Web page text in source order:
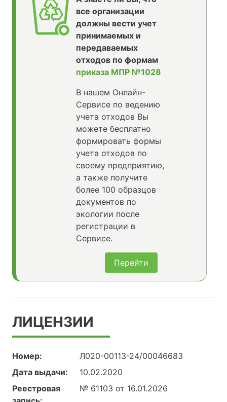
все организации
должны вести учет
принимаемых и
передаваемых
отходов по формам
приказа МПР №1028
В нашем Онлайн-
Сервисе по ведению
учета отходов Вы
можете бесплатно
формировать формы
учета отходов по
своему предприятию,
а также получите
более 100 образцов
документов по
экологии после
регистрации в
Сервисе.
Перейти
ЛИЦЕНЗИИ
Номер:
Л020-00113-24/00046683
Дата выдачи:
10.02.2020
Реестровая
№ 61103 от 16.01.2026